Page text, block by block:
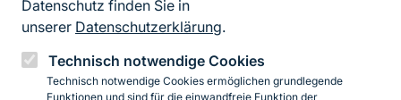
Datenschutz finden Sie in
unserer Datenschutzerklärung.
Technisch notwendige Cookies
Technisch notwendige Cookies ermöglichen grundlegende
Funktionen und sind für die einwandfreie Funktion der
Erklärung zur Barrierefreiheit
Impressum
Datenschutz